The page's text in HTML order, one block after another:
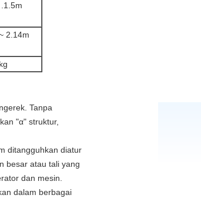
2.14m
Tanpa
"α" struktur,
ditangguhkan diatur
besar atau tali yang
dan mesin.
dalam berbagai